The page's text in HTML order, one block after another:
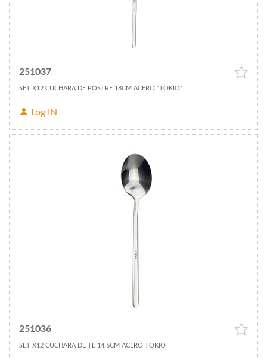
251037
SET X12 CUCHARA DE POSTRE 18CM ACERO "TOKIO"
Log IN
251036
SET X12 CUCHARA DE TE 14.6CM ACERO TOKIO